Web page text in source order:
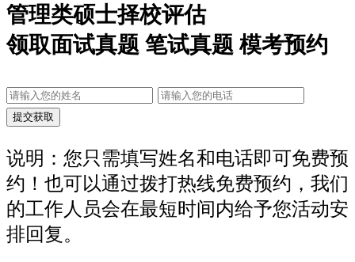
管理类硕士择校评估
领取面试真题 笔试真题 模考预约
说明：您只需填写姓名和电话即可免费预
约！也可以通过拨打热线免费预约，我们
的工作人员会在最短时间内给予您活动安
排回复。